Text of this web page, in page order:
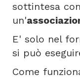
sottintesa
un'
E' solo nel
si può
Come